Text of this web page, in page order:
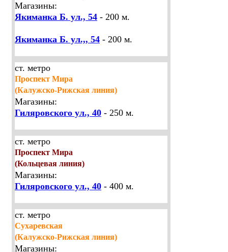
Магазины:
Якиманка Б. ул., 54 - 200 м.
Якиманка Б. ул.,, 54 - 200 м.
ст. метро
Проспект Мира
(Калужско-Рижская линия)
Магазины:
Гиляровского ул., 40 - 250 м.
ст. метро
Проспект Мира
(Кольцевая линия)
Магазины:
Гиляровского ул., 40 - 400 м.
ст. метро
Сухаревская
(Калужско-Рижская линия)
Магазины: